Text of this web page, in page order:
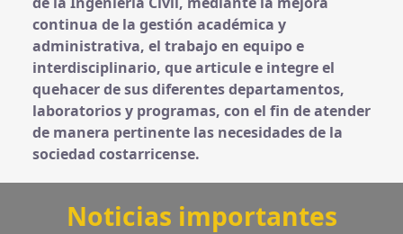
continua de la gestión académica y
administrativa, el trabajo en equipo e
interdisciplinario, que articule e integre el
quehacer de sus diferentes departamentos,
laboratorios y programas, con el fin de atender
de manera pertinente las necesidades de la
sociedad costarricense.
Noticias importantes